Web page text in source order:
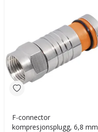
F-connector
kompresjonsplugg, 6,8 mm